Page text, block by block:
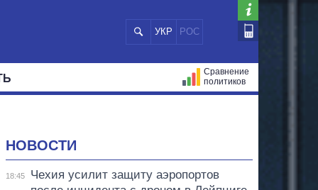
УКР РОС
Сравнение
политиков
НОВОСТИ
18:45
Чехия усилит защиту аэропортов